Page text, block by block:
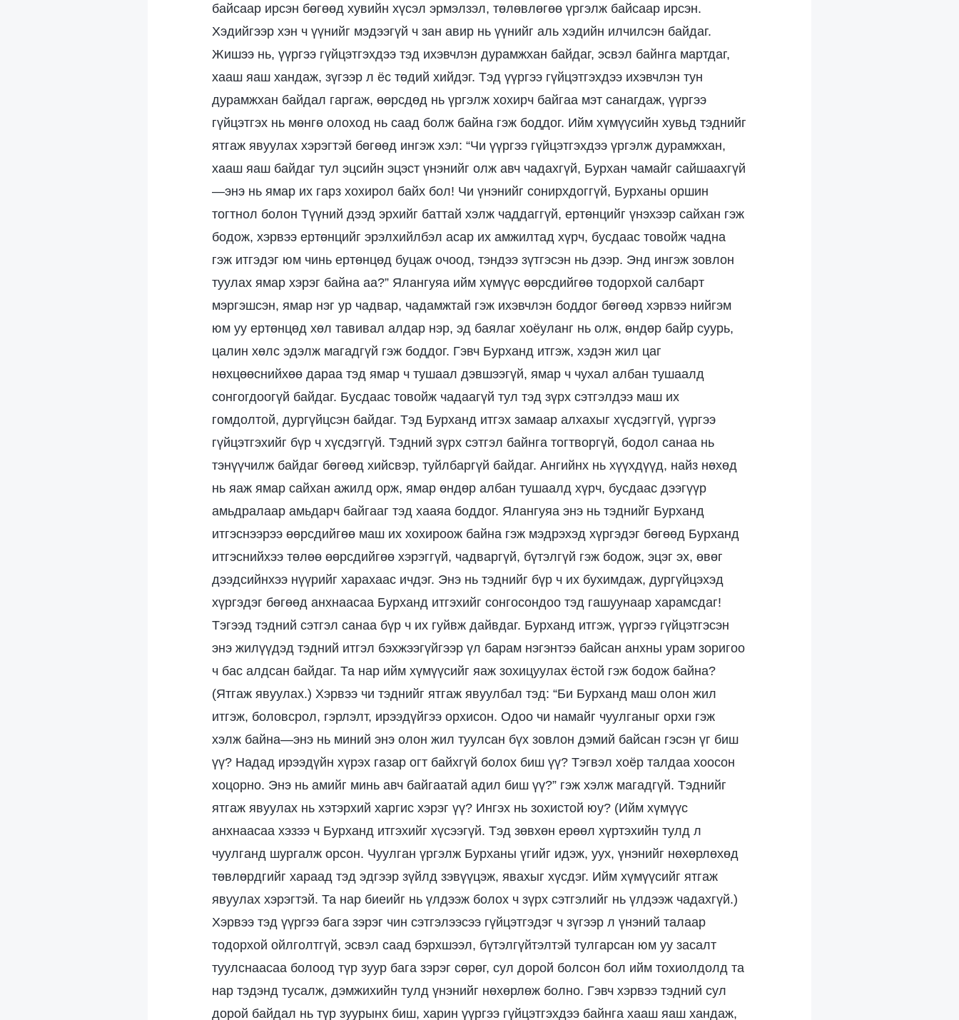
байсаар ирсэн бөгөөд хувийн хүсэл эрмэлзэл, төлөвлөгөө үргэлж байсаар ирсэн.
Хэдийгээр хэн ч үүнийг мэдээгүй ч зан авир нь үүнийг аль хэдийн илчилсэн байдаг.
Жишээ нь, үүргээ гүйцэтгэхдээ тэд ихэвчлэн дурамжхан байдаг, эсвэл байнга мартдаг,
хааш яаш хандаж, зүгээр л ёс төдий хийдэг. Тэд үүргээ гүйцэтгэхдээ ихэвчлэн тун
дурамжхан байдал гаргаж, өөрсдөд нь үргэлж хохирч байгаа мэт санагдаж, үүргээ
гүйцэтгэх нь мөнгө олоход нь саад болж байна гэж боддог. Ийм хүмүүсийн хувьд тэднийг
ятгаж явуулах хэрэгтэй бөгөөд ингэж хэл: “Чи үүргээ гүйцэтгэхдээ үргэлж дурамжхан,
хааш яаш байдаг тул эцсийн эцэст үнэнийг олж авч чадахгүй, Бурхан чамайг сайшаахгүй
—энэ нь ямар их гарз хохирол байх бол! Чи үнэнийг сонирхдоггүй, Бурханы оршин
тогтнол болон Түүний дээд эрхийг баттай хэлж чаддаггүй, ертөнцийг үнэхээр сайхан гэж
бодож, хэрвээ ертөнцийг эрэлхийлбэл асар их амжилтад хүрч, бусдаас товойж чадна
гэж итгэдэг юм чинь ертөнцөд буцаж очоод, тэндээ зүтгэсэн нь дээр. Энд ингэж зовлон
туулах ямар хэрэг байна аа?” Ялангуяа ийм хүмүүс өөрсдийгөө тодорхой салбарт
мэргэшсэн, ямар нэг ур чадвар, чадамжтай гэж ихэвчлэн боддог бөгөөд хэрвээ нийгэм
юм уу ертөнцөд хөл тавивал алдар нэр, эд баялаг хоёуланг нь олж, өндөр байр суурь,
цалин хөлс эдэлж магадгүй гэж боддог. Гэвч Бурханд итгэж, хэдэн жил цаг
нөхцөөснийхөө дараа тэд ямар ч тушаал дэвшээгүй, ямар ч чухал албан тушаалд
сонгогдоогүй байдаг. Бусдаас товойж чадаагүй тул тэд зүрх сэтгэлдээ маш их
гомдолтой, дургүйцсэн байдаг. Тэд Бурханд итгэх замаар алхахыг хүсдэггүй, үүргээ
гүйцэтгэхийг бүр ч хүсдэггүй. Тэдний зүрх сэтгэл байнга тогтворгүй, бодол санаа нь
тэнүүчилж байдаг бөгөөд хийсвэр, туйлбаргүй байдаг. Ангийнх нь хүүхдүүд, найз нөхөд
нь яаж ямар сайхан ажилд орж, ямар өндөр албан тушаалд хүрч, бусдаас дээгүүр
амьдралаар амьдарч байгааг тэд хааяа боддог. Ялангуяа энэ нь тэднийг Бурханд
итгэснээрээ өөрсдийгөө маш их хохироож байна гэж мэдрэхэд хүргэдэг бөгөөд Бурханд
итгэснийхээ төлөө өөрсдийгөө хэрэггүй, чадваргүй, бүтэлгүй гэж бодож, эцэг эх, өвөг
дээдсийнхээ нүүрийг харахаас ичдэг. Энэ нь тэднийг бүр ч их бухимдаж, дургүйцэхэд
хүргэдэг бөгөөд анхнаасаа Бурханд итгэхийг сонгосондоо тэд гашуунаар харамсдаг!
Тэгээд тэдний сэтгэл санаа бүр ч их гуйвж дайвдаг. Бурханд итгэж, үүргээ гүйцэтгэсэн
энэ жилүүдэд тэдний итгэл бэхжээгүйгээр үл барам нэгэнтээ байсан анхны урам зоригоо
ч бас алдсан байдаг. Та нар ийм хүмүүсийг яаж зохицуулах ёстой гэж бодож байна?
(Ятгаж явуулах.) Хэрвээ чи тэднийг ятгаж явуулбал тэд: “Би Бурханд маш олон жил
итгэж, боловсрол, гэрлэлт, ирээдүйгээ орхисон. Одоо чи намайг чуулганыг орхи гэж
хэлж байна—энэ нь миний энэ олон жил туулсан бүх зовлон дэмий байсан гэсэн үг биш
үү? Надад ирээдүйн хүрэх газар огт байхгүй болох биш үү? Тэгвэл хоёр талдаа хоосон
хоцорно. Энэ нь амийг минь авч байгаатай адил биш үү?” гэж хэлж магадгүй. Тэднийг
ятгаж явуулах нь хэтэрхий харгис хэрэг үү? Ингэх нь зохистой юу? (Ийм хүмүүс
анхнаасаа хэзээ ч Бурханд итгэхийг хүсээгүй. Тэд зөвхөн ерөөл хүртэхийн тулд л
чуулганд шургалж орсон. Чуулган үргэлж Бурханы үгийг идэж, уух, үнэнийг нөхөрлөхөд
төвлөрдгийг хараад тэд эдгээр зүйлд зэвүүцэж, явахыг хүсдэг. Ийм хүмүүсийг ятгаж
явуулах хэрэгтэй. Та нар биеийг нь үлдээж болох ч зүрх сэтгэлийг нь үлдээж чадахгүй.)
Хэрвээ тэд үүргээ бага зэрэг чин сэтгэлээсээ гүйцэтгэдэг ч зүгээр л үнэний талаар
тодорхой ойлголтгүй, эсвэл саад бэрхшээл, бүтэлгүйтэлтэй тулгарсан юм уу засалт
туулснаасаа болоод түр зуур бага зэрэг сөрөг, сул дорой болсон бол ийм тохиолдолд та
нар тэдэнд тусалж, дэмжихийн тулд үнэнийг нөхөрлөж болно. Гэвч хэрвээ тэдний сул
дорой байдал нь түр зуурынх биш, харин үүргээ гүйцэтгэхдээ байнга хааш яаш хандаж,